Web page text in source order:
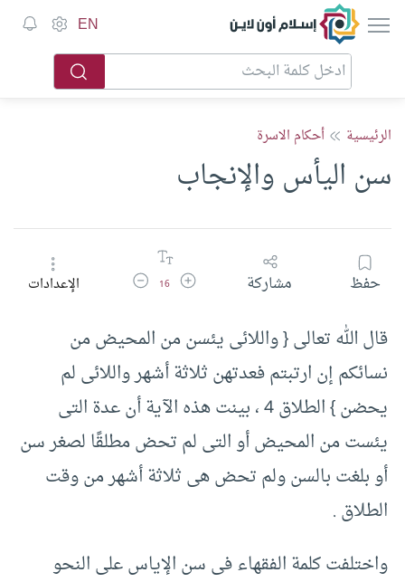
إسلام أون لاين EN
الرئيسية أحكام الاسرة
سن اليأس والإنجاب
حفظ مشاركة زيادة حجم الخط
16 تقليل حجم الخطالإعدادات
قال الله تعالى {‏ واللائى يئسن من المحيض من
نسائكم إن ارتبتم فعدتهن ثلاثة أشهر واللائى لم
يحضن }‏ الطلاق ‏4 ، بينت هذه الآية أن عدة التى
يئست من المحيض أو التى لم تحض مطلقًا لصغر سن
أو بلغت بالسن ولم تحض هى ثلاثة أشهر من وقت
الطلاق .‏
واختلفت كلمة الفقهاء فى سن الإياس على النحو